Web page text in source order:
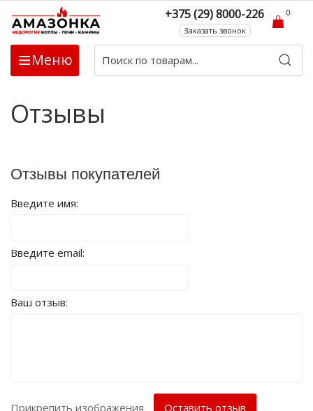
Меню
+375 (29) 8000-226
Заказать звонок
0
Отзывы
Отзывы покупателей
Введите имя:
Введите email:
Ваш отзыв:
Прикрепить изображения Оставить отзыв